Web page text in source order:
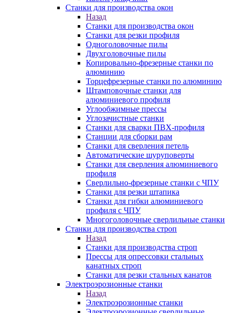
Станки для производства окон
Назад
Станки для производства окон
Станки для резки профиля
Одноголовочные пилы
Двухголовочные пилы
Копировально-фрезерные станки по
алюминию
Торцефрезерные станки по алюминию
Штамповочные станки для
алюминиевого профиля
Углообжимные прессы
Углозачистные станки
Станки для сварки ПВХ-профиля
Станции для сборки рам
Станки для сверления петель
Автоматические шуруповерты
Станки для сверления алюминиевого
профиля
Сверлильно-фрезерные станки с ЧПУ
Станки для резки штапика
Станки для гибки алюминиевого
профиля с ЧПУ
Многоголовочные сверлильные станки
Станки для производства строп
Назад
Станки для производства строп
Прессы для опрессовки стальных
канатных строп
Станки для резки стальных канатов
Электроэрозионные станки
Назад
Электроэрозионные станки